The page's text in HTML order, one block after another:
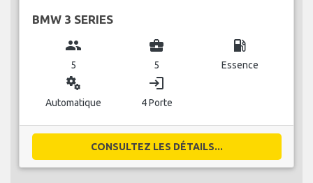
BMW 3 SERIES
group
5
business_center
5
local_gas_station
Essence
miscellaneous_services
Automatique
login
4 Porte
CONSULTEZ LES DÉTAILS...